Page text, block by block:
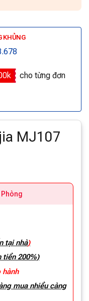
KHỦNG
cho từng đơn
MJ107
tại nhà)
tiền 200%)
hành
mua nhiều càng